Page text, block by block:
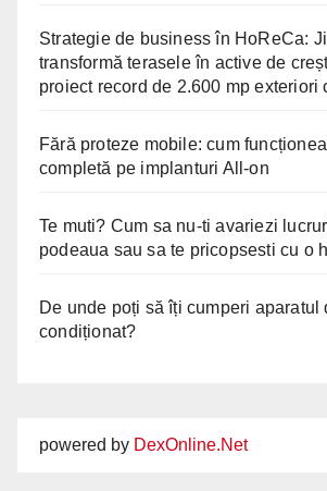
Strategie de business în HoReCa:
transformă terasele în active de
proiect record de 2.600 mp exteriori
Fără proteze mobile: cum
completă pe implanturi All-on
Te muti? Cum sa nu-ti avariezi
podeaua sau sa te pricopsesti cu o
De unde poți să îți cumperi aparatul
condiționat?
powered by DexOnline.Net